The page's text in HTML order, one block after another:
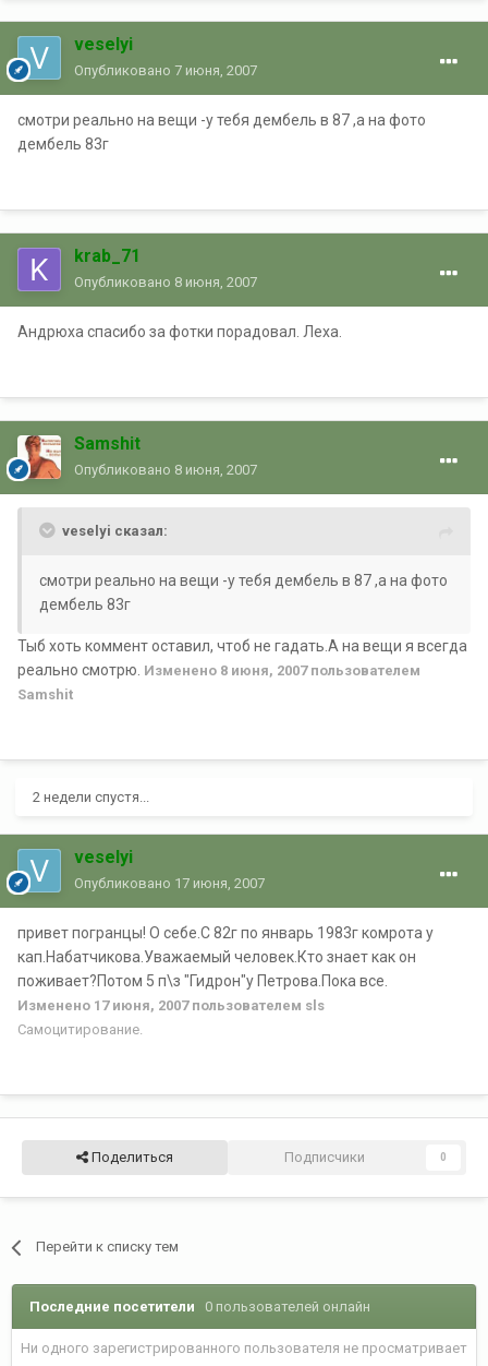
veselyi
Опубликовано 7 июня, 2007
смотри реально на вещи -у тебя дембель в 87 ,а на фото
дембель 83г
krab_71
Опубликовано 8 июня, 2007
Андрюха спасибо за фотки порадовал. Леха.
Samshit
Опубликовано 8 июня, 2007
veselyi сказал:
смотри реально на вещи -у тебя дембель в 87 ,а на фото
дембель 83г
Тыб хоть коммент оставил, чтоб не гадать.А на вещи я всегда
реально смотрю. Изменено 8 июня, 2007пользователем
Samshit
2 недели спустя...
veselyi
Опубликовано 17 июня, 2007
привет погранцы! О себе.С 82г по январь 1983г комрота у
кап.Набатчикова.Уважаемый человек.Кто знает как он
поживает?Потом 5 п\з "Гидрон"у Петрова.Пока все.
Изменено 17 июня, 2007пользователем sls
Самоцитирование.
Поделиться Подписчики 0
Перейти к списку тем
Последние посетители 0 пользователей онлайн
Ни одного зарегистрированного пользователя не просматривает